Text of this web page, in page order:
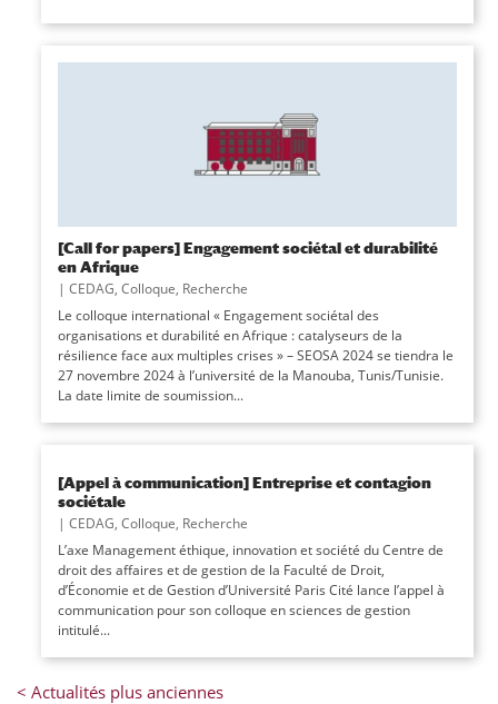
[Call for papers] Engagement sociétal et durabilité
en Afrique
| CEDAG, Colloque, Recherche
Le colloque international « Engagement sociétal des
organisations et durabilité en Afrique : catalyseurs de la
résilience face aux multiples crises » – SEOSA 2024 se tiendra le
27 novembre 2024 à l’université de la Manouba, Tunis/Tunisie.
La date limite de soumission...
[Appel à communication] Entreprise et contagion
sociétale
| CEDAG, Colloque, Recherche
L’axe Management éthique, innovation et société du Centre de
droit des affaires et de gestion de la Faculté de Droit,
d’Économie et de Gestion d’Université Paris Cité lance l’appel à
communication pour son colloque en sciences de gestion
intitulé...